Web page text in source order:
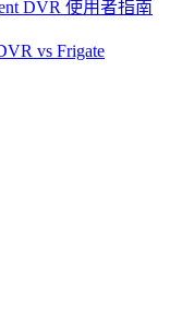
DVR 使用者指南
vs Frigate